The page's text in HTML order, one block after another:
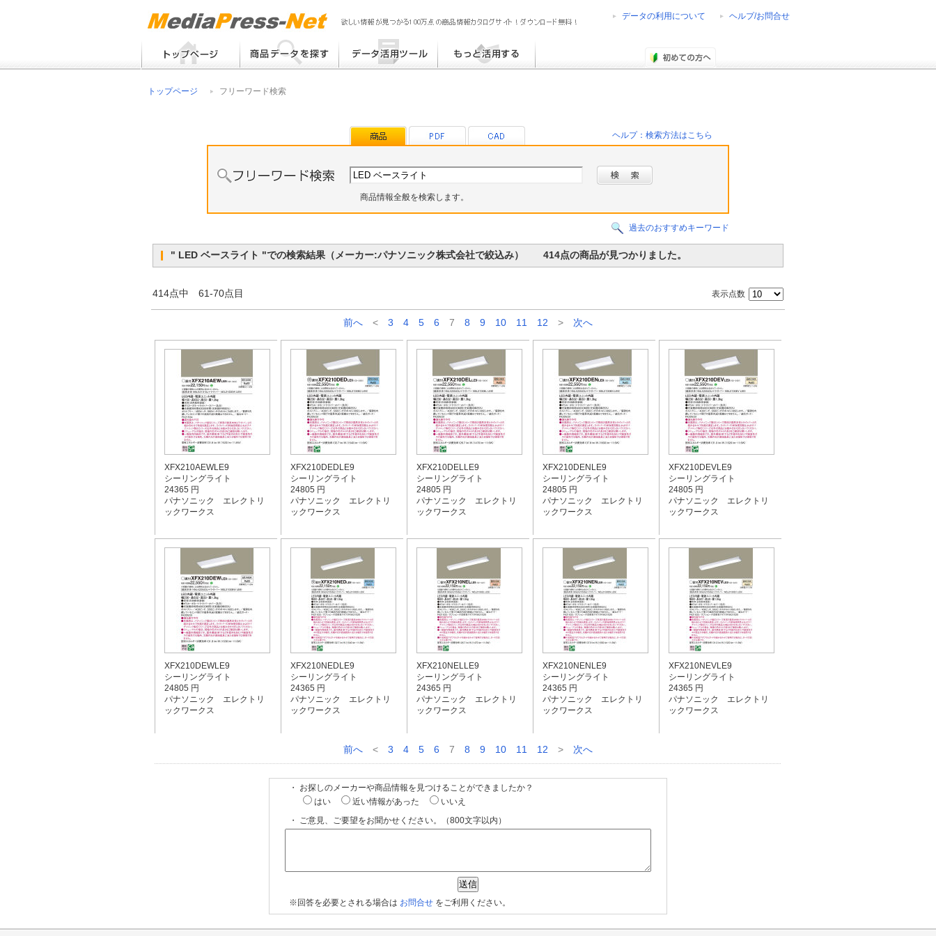
データの利用について ヘルプ/お問合せ
メーカー別検索
提案書ひな型ライブラリ
帳票ひな型ライブラリ
トップページ フリーワード検索
ヘルプ：検索方法はこちら
商品情報全般を検索します。
過去のおすすめキーワード
" LED ベースライト "での検索結果（メーカー:パナソニック株式会社で絞込み） 414点の商品が見つかりました。
414点中 61-70点目 表示点数
前へ < 3 4 5 6 7 8 9 10 11 12 > 次へ
XFX210AEWLE9
シーリングライト
24365 円
パナソニック エレクトリ
ックワークス
XFX210DEDLE9
シーリングライト
24805 円
パナソニック エレクトリ
ックワークス
XFX210DELLE9
シーリングライト
24805 円
パナソニック エレクトリ
ックワークス
XFX210DENLE9
シーリングライト
24805 円
パナソニック エレクトリ
ックワークス
XFX210DEVLE9
シーリングライト
24805 円
パナソニック エレクトリ
ックワークス
XFX210DEWLE9
シーリングライト
24805 円
パナソニック エレクトリ
ックワークス
XFX210NEDLE9
シーリングライト
24365 円
パナソニック エレクトリ
ックワークス
XFX210NELLE9
シーリングライト
24365 円
パナソニック エレクトリ
ックワークス
XFX210NENLE9
シーリングライト
24365 円
パナソニック エレクトリ
ックワークス
XFX210NEVLE9
シーリングライト
24365 円
パナソニック エレクトリ
ックワークス
前へ < 3 4 5 6 7 8 9 10 11 12 > 次へ
・ お探しのメーカーや商品情報を見つけることができましたか？
はい
近い情報があった
いいえ
・ ご意見、ご要望をお聞かせください。（800文字以内）
※回答を必要とされる場合は お問合せをご利用ください。